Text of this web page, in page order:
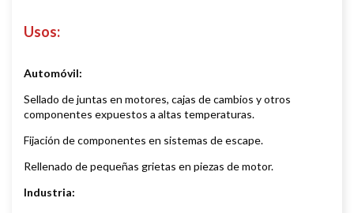
Usos:
Automóvil:
Sellado de juntas en motores, cajas de cambios y otros
componentes expuestos a altas temperaturas.
Fijación de componentes en sistemas de escape.
Rellenado de pequeñas grietas en piezas de motor.
Industria: